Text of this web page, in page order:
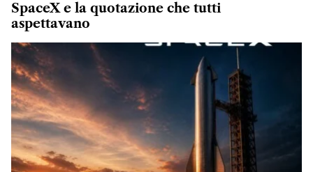
SpaceX e la quotazione che tutti
aspettavano